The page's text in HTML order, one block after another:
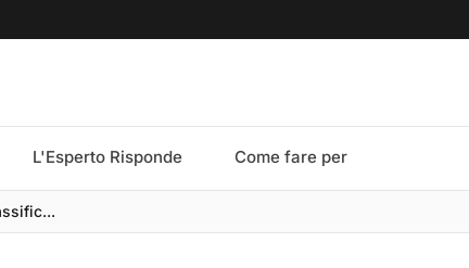
L'Esperto Risponde Come fare per